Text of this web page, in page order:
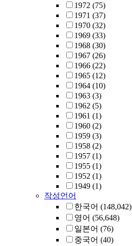
1972 (75)
1971 (37)
1970 (32)
1969 (33)
1968 (30)
1967 (26)
1966 (22)
1965 (12)
1964 (10)
1963 (3)
1962 (5)
1961 (1)
1960 (2)
1959 (3)
1958 (2)
1957 (1)
1955 (1)
1952 (1)
1949 (1)
작성언어
한국어 (148,042)
영어 (56,648)
일본어 (76)
중국어 (40)